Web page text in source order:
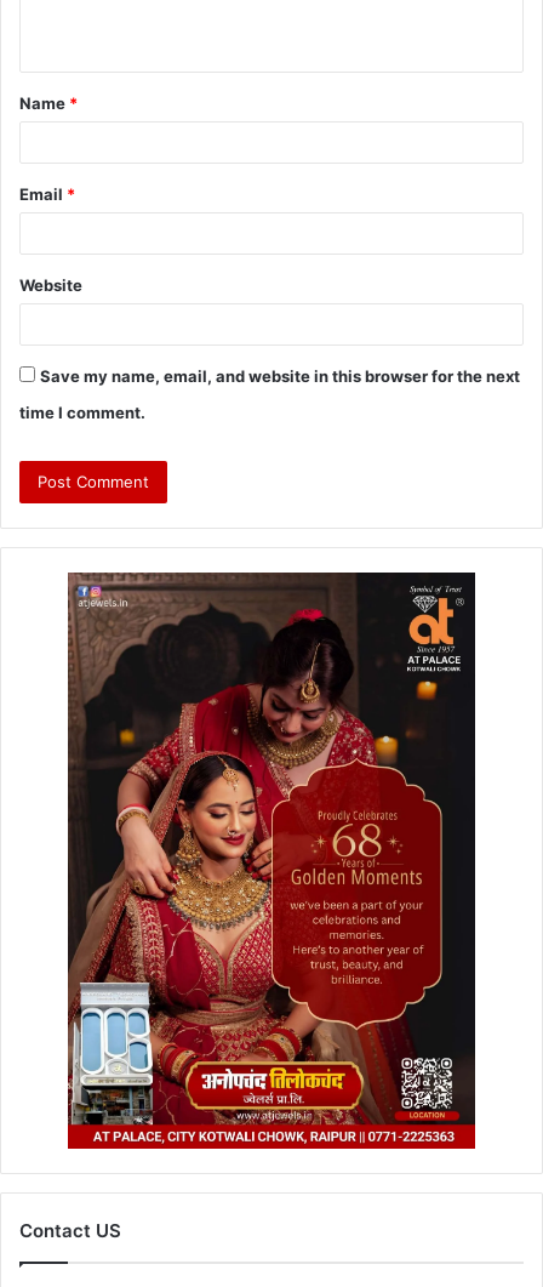
Name *
Email *
Website
Save my name, email, and website in this browser for the next
time I comment.
Contact US